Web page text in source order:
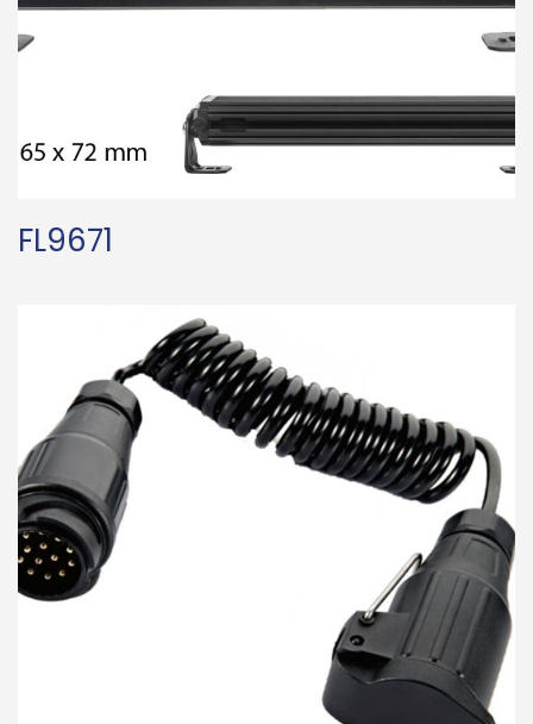
FL9671